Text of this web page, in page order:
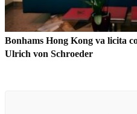
Bonhams Hong Kong va licita
Ulrich von Schroeder